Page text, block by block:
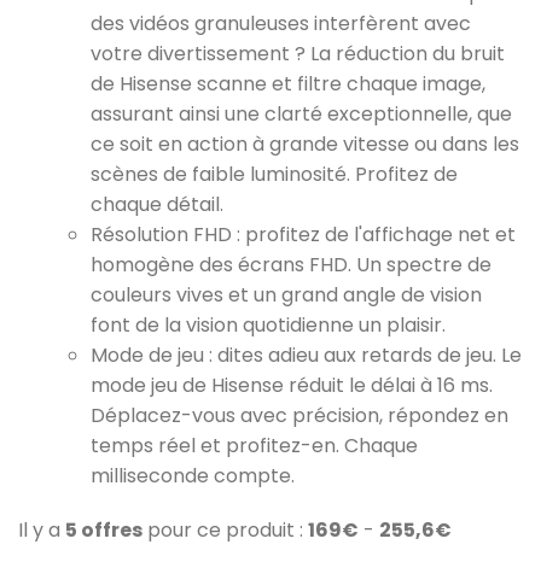
des vidéos granuleuses interfèrent avec
votre divertissement ? La réduction du bruit
de Hisense scanne et filtre chaque image,
assurant ainsi une clarté exceptionnelle, que
ce soit en action à grande vitesse ou dans les
scènes de faible luminosité. Profitez de
chaque détail.
Résolution FHD : profitez de l'affichage net et
homogène des écrans FHD. Un spectre de
couleurs vives et un grand angle de vision
font de la vision quotidienne un plaisir.
Mode de jeu : dites adieu aux retards de jeu. Le
mode jeu de Hisense réduit le délai à 16 ms.
Déplacez-vous avec précision, répondez en
temps réel et profitez-en. Chaque
milliseconde compte.
Il y a 5 offres pour ce produit : 169€ - 255,6€